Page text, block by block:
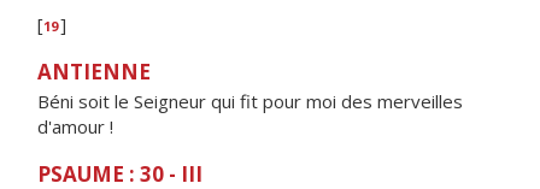
[19]
ANTIENNE
Béni soit le Seigneur qui fit pour moi des merveilles
d'amour !
PSAUME : 30 - III